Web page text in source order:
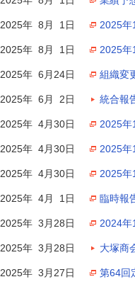
2025年 8月 1日 2025年
2025年 8月 1日 2025年
2025年 6月24日 組織変
2025年 6月 2日 統合報
2025年 4月30日 2025年
2025年 4月30日 2025年
2025年 4月30日 2025年
2025年 4月 1日 臨時報
2025年 3月28日 2024年
2025年 3月28日 大塚商
2025年 3月27日 第64回